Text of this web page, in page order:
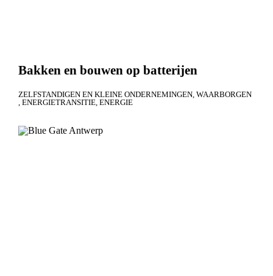
Bakken en bouwen op batterijen
ZELFSTANDIGEN EN KLEINE ONDERNEMINGEN WAARBORGEN
ENERGIETRANSITIE ENERGIE